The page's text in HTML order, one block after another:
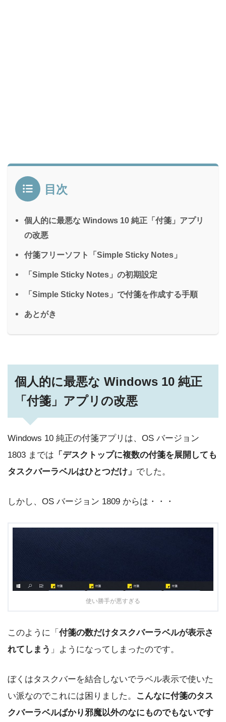
目次
個人的に最悪な Windows 10 純正「付箋」アプリ
の改悪
付箋フリーソフト「Simple Sticky Notes」
「Simple Sticky Notes」の初期設定
「Simple Sticky Notes」で付箋を作成する手順
あとがき
個人的に最悪な Windows 10 純正
「付箋」アプリの改悪
Windows 10 純正の付箋アプリは、OS バージョン
1803 までは 「デスクトップに複数の付箋を展開しても
タスクバーラベルはひとつだけ」 でした。
しかし、OS バージョン 1809 からは・・・
使い勝手が悪すぎる
このように「付箋の数だけタスクバーラベルが表示さ
れてしまう 」ようになってしまったのです。
ぼくはタスクバーを結合しないでラベル表示で使いた
い派なのでこれには困りました。
こんなに付箋のタス
クバーラベルばかり邪魔以外のなにものでもないです